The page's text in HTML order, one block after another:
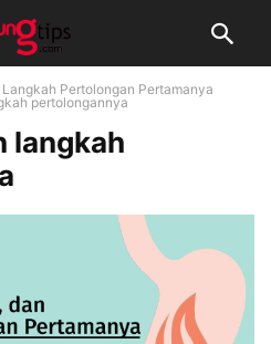
Pertolongan Pertamanya
pertolongannya
langkah